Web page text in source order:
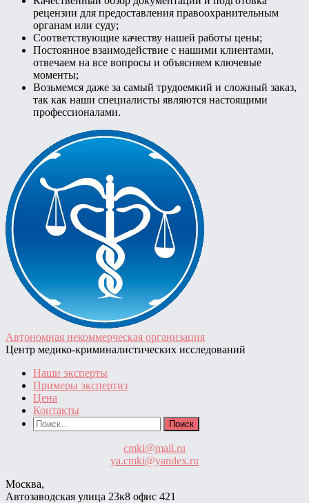
рецензии для предоставления правоохранительным
органам или суду;
Соответствующие качеству нашей работы цены;
Постоянное взаимодействие с нашими клиентами,
отвечаем на все вопросы и объясняем ключевые
моменты;
Возьмемся даже за самый трудоемкий и сложный заказ,
так как наши специалисты являются настоящими
профессионалами.
Автономная некоммерческая организация
Центр медико-криминалистических исследований
Наши эксперты
Примеры экспертиз
Цена
Контакты
Найти:
cmki@mail.ru
ya.cmki@yandex.ru
Москва,
Автозаводская улица 23к8 офис 421